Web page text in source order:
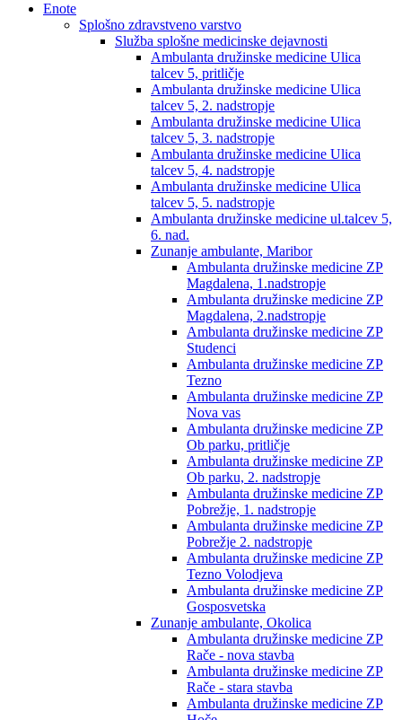
Enote
Splošno zdravstveno varstvo
Služba splošne medicinske dejavnosti
Ambulanta družinske medicine Ulica
talcev 5, pritličje
Ambulanta družinske medicine Ulica
talcev 5, 2. nadstropje
Ambulanta družinske medicine Ulica
talcev 5, 3. nadstropje
Ambulanta družinske medicine Ulica
talcev 5, 4. nadstropje
Ambulanta družinske medicine Ulica
talcev 5, 5. nadstropje
Ambulanta družinske medicine ul.talcev 5,
6. nad.
Zunanje ambulante, Maribor
Ambulanta družinske medicine ZP
Magdalena, 1.nadstropje
Ambulanta družinske medicine ZP
Magdalena, 2.nadstropje
Ambulanta družinske medicine ZP
Studenci
Ambulanta družinske medicine ZP
Tezno
Ambulanta družinske medicine ZP
Nova vas
Ambulanta družinske medicine ZP
Ob parku, pritličje
Ambulanta družinske medicine ZP
Ob parku, 2. nadstropje
Ambulanta družinske medicine ZP
Pobrežje, 1. nadstropje
Ambulanta družinske medicine ZP
Pobrežje 2. nadstropje
Ambulanta družinske medicine ZP
Tezno Volodjeva
Ambulanta družinske medicine ZP
Gosposvetska
Zunanje ambulante, Okolica
Ambulanta družinske medicine ZP
Rače - nova stavba
Ambulanta družinske medicine ZP
Rače - stara stavba
Ambulanta družinske medicine ZP